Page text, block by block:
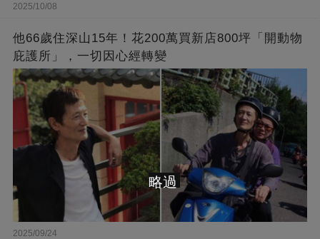
2025/10/08
他66歲住深山15年！花200萬買新店800坪「開動物
庇護所」，一切因心經轉變
2025/09/24
略過